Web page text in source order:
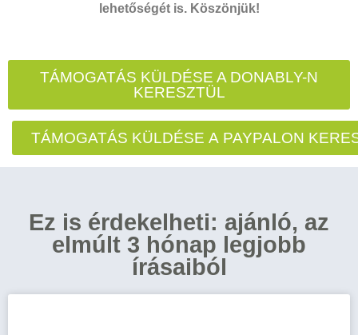
lehetőségét is. Köszönjük!
TÁMOGATÁS KÜLDÉSE A DONABLY-N
KERESZTÜL
TÁMOGATÁS KÜLDÉSE A PAYPALON
Ez is érdekelheti: ajánló, az
elmúlt 3 hónap legjobb
írásaiból